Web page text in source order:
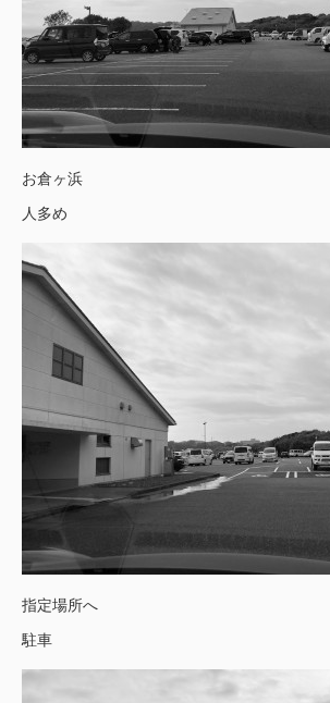
お倉ヶ浜
人多め
指定場所へ
駐車